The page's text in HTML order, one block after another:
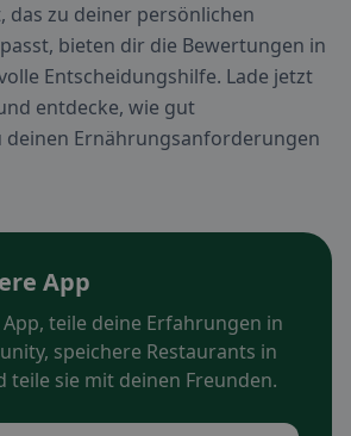
das zu deiner persönlichen
bieten dir die Bewertungen in
Entscheidungshilfe. Lade jetzt
entdecke, wie gut
deinen Ernährungsanforderungen
App
teile deine Erfahrungen in
speichere Restaurants in
teile sie mit deinen Freunden.